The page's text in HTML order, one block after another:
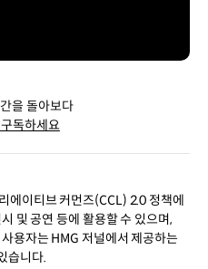
을 돌아보다
독하세요
에이티브 커먼즈(CCL) 2.0 정책에
및 공연 등에 활용할 수 있으며,
용자는 HMG 저널에서 제공하는
습니다.